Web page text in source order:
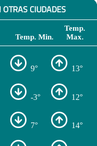
CIUDADES
Temp. Min.
Temp.
Max.
9° 13°
-3° 12°
7° 14°